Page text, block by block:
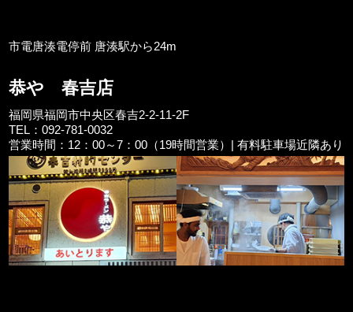
市電唐湊電停前 唐湊駅から24m
恭や 春吉店
福岡県福岡市中央区春吉2-2-11-2F
TEL：092-781-0032
営業時間：12：00～7：00（19時間営業）| 有料駐車場近隣あり